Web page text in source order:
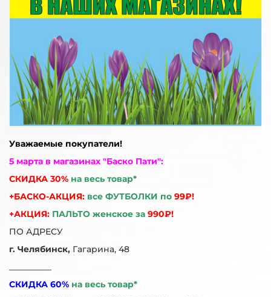
Уважаемые покупатели!
5 марта в магазинах "Баско Пати":
СКИДКА 30% на весь товар*
+БАСКО-АКЦИЯ: все ФУТБОЛКИ по 99₽!
+АКЦИЯ: ПАЛЬТО женское за 990₽!
ПО АДРЕСУ
г. Челябинск, Гагарина, 48
СКИДКА 60% на весь товар*